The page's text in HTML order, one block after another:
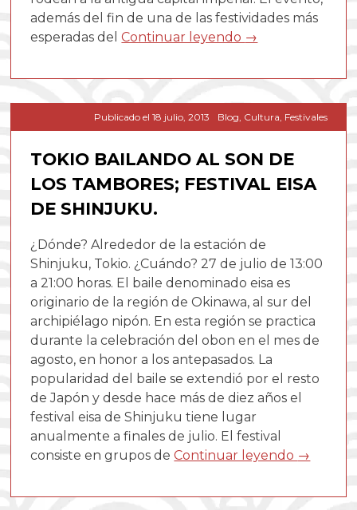
además del fin de una de las festividades más
esperadas delContinuar leyendo →
Publicado el 18 julio, 2013 Blog, Cultura, Festivales
TOKIO BAILANDO AL SON DE
LOS TAMBORES; FESTIVAL EISA
DE SHINJUKU.
¿Dónde? Alrededor de la estación de
Shinjuku, Tokio. ¿Cuándo? 27 de julio de 13:00
a 21:00 horas. El baile denominado eisa es
originario de la región de Okinawa, al sur del
archipiélago nipón. En esta región se practica
durante la celebración del obon en el mes de
agosto, en honor a los antepasados. La
popularidad del baile se extendió por el resto
de Japón y desde hace más de diez años el
festival eisa de Shinjuku tiene lugar
anualmente a finales de julio. El festival
consiste en grupos deContinuar leyendo →